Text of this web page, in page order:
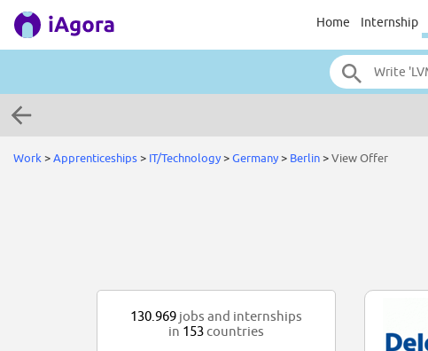
Home Internship
Work >Apprenticeships> IT/Technology>Germany> Berlin>View Offer
130.969 jobs and internships
in 153countries